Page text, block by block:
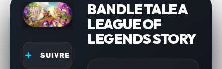
SUIVRE
BANDLE TALE A
LEAGUE OF
LEGENDS STORY